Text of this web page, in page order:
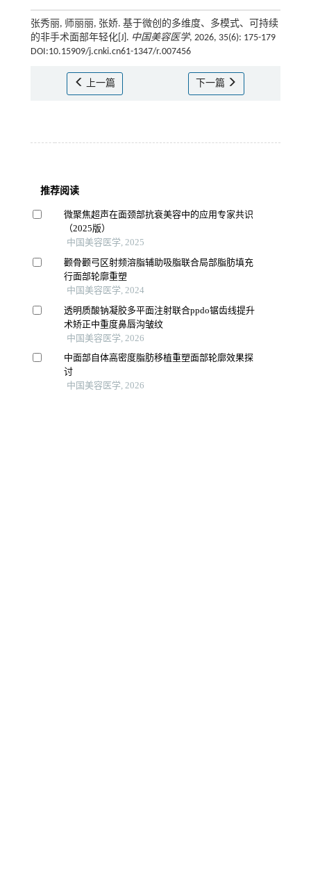
张秀丽, 师丽丽, 张娇. 基于微创的多维度、多模式、可持续
的非手术面部年轻化[J]. 中国美容医学, 2026, 35(6): 175-179
DOI:10.15909/j.cnki.cn61-1347/r.007456
上一篇 下一篇